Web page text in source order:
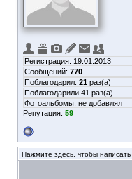
Регистрация: 19.01.2013
Сообщений: 770
Поблагодарил: 21 раз(а)
Поблагодарили 41 раз(а)
Фотоальбомы: не добавлял
Репутация: 59
Нажмите здесь, чтобы